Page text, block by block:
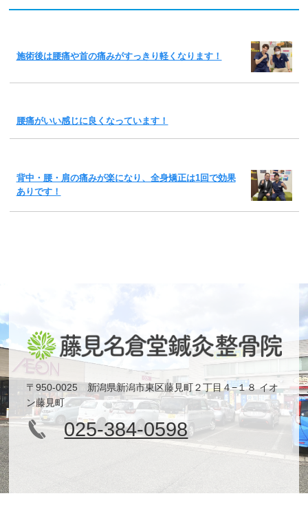
施術後は腰痛や首の痛みがすっきり軽くなります！
腰痛がいい感じに良くなっています！
背中・腰・肩の痛みが楽になり、全身矯正は1回で効果
ありです！
〒950-0025 新潟県新潟市東区藤見町２丁目４−１８ イオ
ン藤見町
025-384-0598